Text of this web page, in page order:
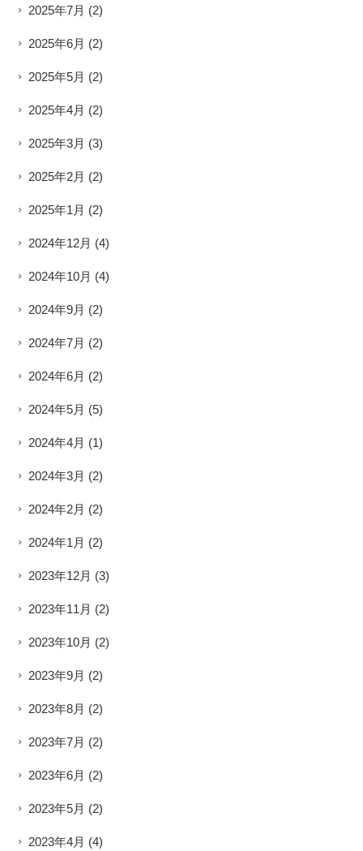
2025年7月 (2)
2025年6月 (2)
2025年5月 (2)
2025年4月 (2)
2025年3月 (3)
2025年2月 (2)
2025年1月 (2)
2024年12月 (4)
2024年10月 (4)
2024年9月 (2)
2024年7月 (2)
2024年6月 (2)
2024年5月 (5)
2024年4月 (1)
2024年3月 (2)
2024年2月 (2)
2024年1月 (2)
2023年12月 (3)
2023年11月 (2)
2023年10月 (2)
2023年9月 (2)
2023年8月 (2)
2023年7月 (2)
2023年6月 (2)
2023年5月 (2)
2023年4月 (4)